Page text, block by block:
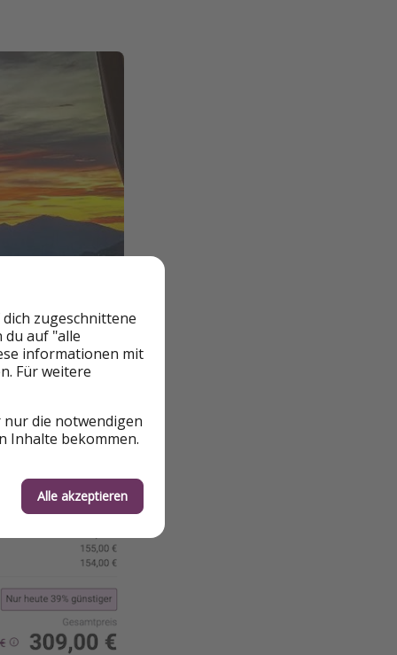
zugeschnittene
du auf "alle
informationen mit
Für weitere
nur die notwendigen
Inhalte bekommen.
Alle akzeptieren